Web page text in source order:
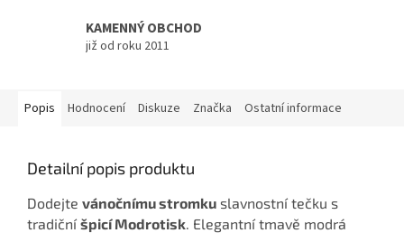
KAMENNÝ OBCHOD
již od roku 2011
Popis Hodnocení Diskuze Značka Ostatní informace
Detailní popis produktu
Dodejte vánočnímu stromku slavnostní tečku s
tradičníšpicí Modrotisk . Elegantní tmavě modrá